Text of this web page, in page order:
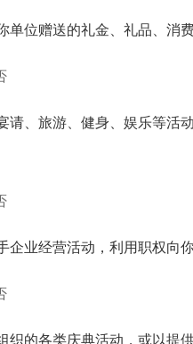
单位赠送的礼金、礼品、消
请、旅游、健身、娱乐等活
企业经营活动，利用职权向
织的各类庆典活动，或以提